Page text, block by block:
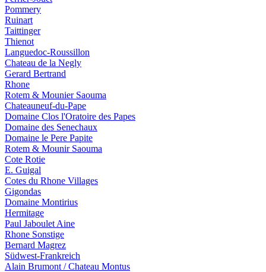
Pommery
Ruinart
Taittinger
Thienot
Languedoc-Roussillon
Chateau de la Negly
Gerard Bertrand
Rhone
Rotem & Mounier Saouma
Chateauneuf-du-Pape
Domaine Clos l'Oratoire des Papes
Domaine des Senechaux
Domaine le Pere Papite
Rotem & Mounir Saouma
Cote Rotie
E. Guigal
Cotes du Rhone Villages
Gigondas
Domaine Montirius
Hermitage
Paul Jaboulet Aine
Rhone Sonstige
Bernard Magrez
Südwest-Frankreich
Alain Brumont / Chateau Montus